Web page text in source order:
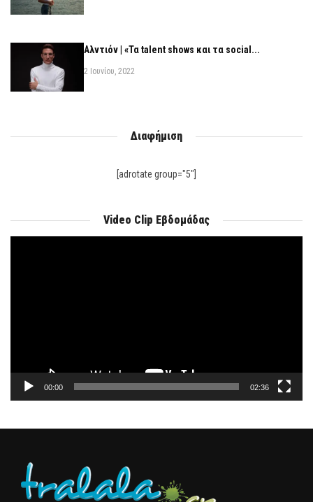
Αλντιόν | «Τα talent shows και τα social...
2 Ιουνίου, 2022
Διαφήμιση
[adrotate group="5"]
Video Clip Εβδομάδας
00:00 02:36